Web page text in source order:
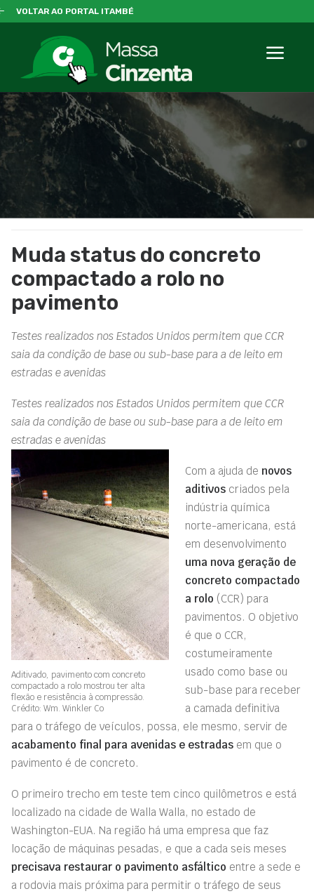
VOLTAR AO PORTAL ITAMBÉ
Muda status do concreto
compactado a rolo no
pavimento
Testes realizados nos Estados Unidos permitem que CCR
saia da condição de base ou sub-base para a de leito em
estradas e avenidas
Testes realizados nos Estados Unidos permitem que CCR
saia da condição de base ou sub-base para a de leito em
estradas e avenidas
Aditivado, pavimento com concreto
compactado a rolo mostrou ter alta
flexão e resistência à compressão.
Crédito: Wm. Winkler Co
Com a ajuda de novos
aditivos criados pela
indústria química
norte-americana, está
em desenvolvimento
uma nova geração de
concreto compactado
a rolo (CCR) para
pavimentos. O objetivo
é que o CCR,
costumeiramente
usado como base ou
sub-base para receber
a camada definitiva
para o tráfego de veículos, possa, ele mesmo, servir de
acabamento final para avenidas e estradas em que o
pavimento é de concreto.
O primeiro trecho em teste tem cinco quilômetros e está
localizado na cidade de Walla Walla, no estado de
Washington-EUA. Na região há uma empresa que faz
locação de máquinas pesadas, e que a cada seis meses
precisava restaurar o pavimento asfáltico entre a sede e
a rodovia mais próxima para permitir o tráfego de seus